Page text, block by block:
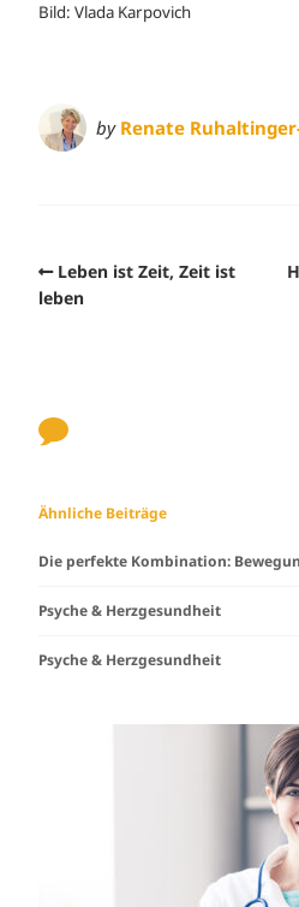
Bild: Vlada Karpovich
by Renate
Leben ist Zeit, Zeit ist
leben
Ähnliche Beiträge
Die perfekte Kombination:
Psyche & Herzgesundheit
Psyche & Herzgesundheit